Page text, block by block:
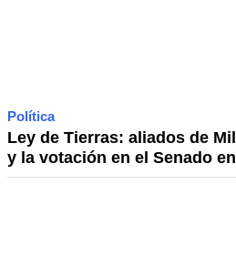
Política
Ley de Tierras: aliados de
y la votación en el Senado